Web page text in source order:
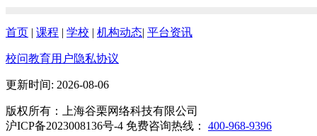
首页 | 课程 | 学校 | 机构动态| 平台资讯
校问教育用户隐私协议
更新时间: 2026-08-06
版权所有：上海谷栗网络科技有限公司
沪ICP备2023008136号-4 免费咨询热线： 400-968-9396